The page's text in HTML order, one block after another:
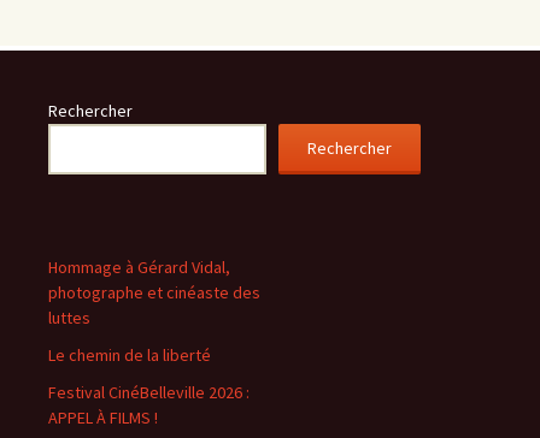
Rechercher
Rechercher
Hommage à Gérard Vidal,
photographe et cinéaste des
luttes
Le chemin de la liberté
Festival CinéBelleville 2026 :
APPEL À FILMS !